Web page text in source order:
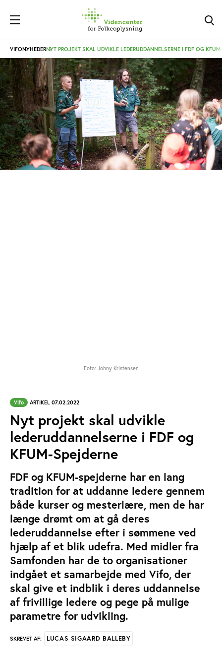
VIFONYHEDERNYT PROJEKT SKAL UDVIKLE LEDERUDDANNELSERNE I FDF OG
Foto: Johny Kristensen
Vifo ARTIKEL 07.02.2022
Nyt projekt skal udvikle
lederuddannelserne i FDF og
KFUM-Spejderne
FDF og KFUM-spejderne har en lang
tradition for at uddanne ledere gennem
både kurser og mesterlære, men de har
længe drømt om at gå deres
lederuddannelse efter i sømmene ved
hjælp af et blik udefra. Med midler fra
Samfonden har de to organisationer
indgået et samarbejde med Vifo, der
skal give et indblik i deres uddannelse
af frivillige ledere og pege på mulige
parametre for udvikling.
SKREVET AF: LUCAS SIGAARD BALLEBY